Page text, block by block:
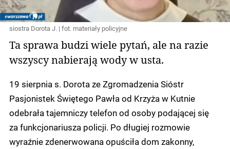
siostra Dorota J. | fot. materiały policyjne
Ta sprawa budzi wiele pytań, ale na razie
wszyscy nabierają wody w usta.
19 sierpnia s. Dorota ze Zgromadzenia Sióstr
Pasjonistek Świętego Pawła od Krzyża w Kutnie
odebrała tajemniczy telefon od osoby podającej się
za funkcjonariusza policji. Po długiej rozmowie
wyraźnie zdenerwowana opuściła dom zakonny,